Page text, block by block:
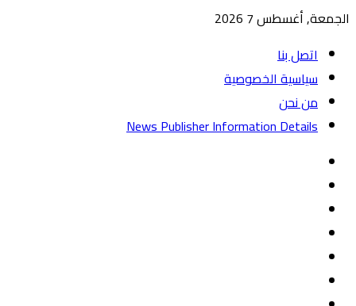
الجمعة, أغسطس 7 2026
اتصل بنا
سياسية الخصوصية
من نحن
News Publisher Information Details